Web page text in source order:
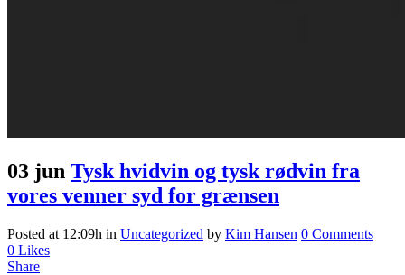
03 jun Tysk hvidvin og tysk rødvin fra
vores venner syd for grænsen
Posted at 12:09h in Uncategorized by Kim Hansen 0 Comments
0 Likes
Share